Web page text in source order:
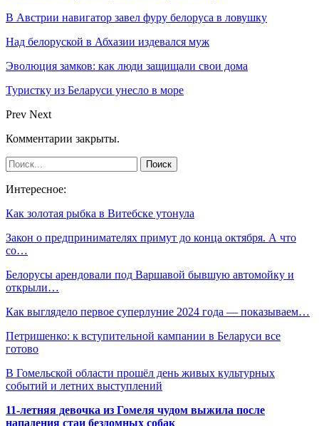
В Австрии навигатор завел фуру белоруса в ловушку
Над белоруской в Абхазии издевался муж
Эволюция замков: как люди защищали свои дома
Туристку из Беларуси унесло в море
Prev Next
Комментарии закрыты.
Интересное:
Как золотая рыбка в Витебске утонула
Закон о предпринимателях примут до конца октября. А что
со…
Белорусы арендовали под Варшавой бывшую автомойку и
открыли…
Как выглядело первое суперлуние 2024 года — показываем…
Петришенко: к вступительной кампании в Беларуси все
готово
В Гомельской области прошёл день живых культурных
событий и летних выступлений
11-летняя девочка из Гомеля чудом выжила после
нападения стаи бездомных собак